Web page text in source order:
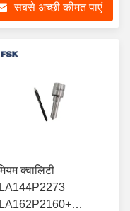
सबसे अच्छी कीमत पाएं
क्वालिटी